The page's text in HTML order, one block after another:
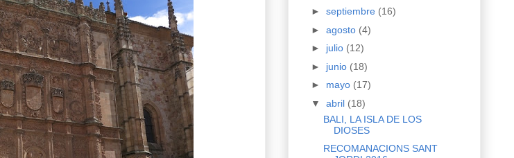
► septiembre (16)
► agosto (4)
► julio (12)
► junio (18)
► mayo (17)
▼ abril (18)
BALI, LA ISLA DE LOS
DIOSES
RECOMANACIONS SANT